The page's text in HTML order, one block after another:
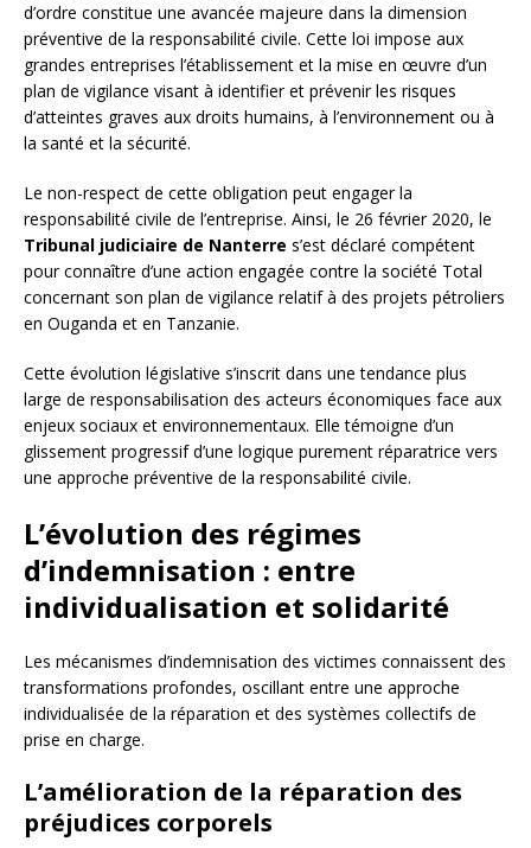
d’ordre constitue une avancée majeure dans la dimension
préventive de la responsabilité civile. Cette loi impose aux
grandes entreprises l’établissement et la mise en œuvre d’un
plan de vigilance visant à identifier et prévenir les risques
d’atteintes graves aux droits humains, à l’environnement ou à
la santé et la sécurité.
Le non-respect de cette obligation peut engager la
responsabilité civile de l’entreprise. Ainsi, le 26 février 2020, le
Tribunal judiciaire de Nanterre s’est déclaré compétent
pour connaître d’une action engagée contre la société Total
concernant son plan de vigilance relatif à des projets pétroliers
en Ouganda et en Tanzanie.
Cette évolution législative s’inscrit dans une tendance plus
large de responsabilisation des acteurs économiques face aux
enjeux sociaux et environnementaux. Elle témoigne d’un
glissement progressif d’une logique purement réparatrice vers
une approche préventive de la responsabilité civile.
L’évolution des régimes
d’indemnisation : entre
individualisation et solidarité
Les mécanismes d’indemnisation des victimes connaissent des
transformations profondes, oscillant entre une approche
individualisée de la réparation et des systèmes collectifs de
prise en charge.
L’amélioration de la réparation des
préjudices corporels